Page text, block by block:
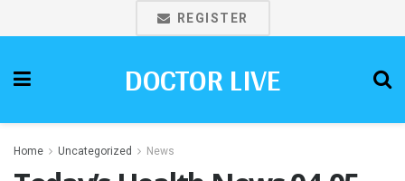
REGISTER
DOCTOR LIVE
Home Uncategorized News